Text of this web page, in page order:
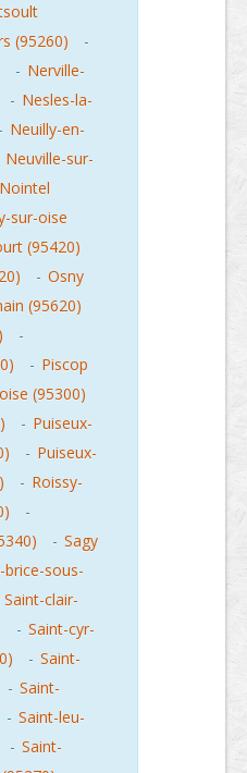
(95260)
-
- Nerville-
- Nesles-la-
- Neuilly-en-
Neuville-sur-
Nointel
sur-oise
(95420)
- Osny
(95620)
-
- Piscop
(95300)
- Puiseux-
- Puiseux-
- Roissy-
-
- Sagy
brice-sous-
Saint-clair-
- Saint-cyr-
- Saint-
- Saint-
- Saint-leu-
- Saint-